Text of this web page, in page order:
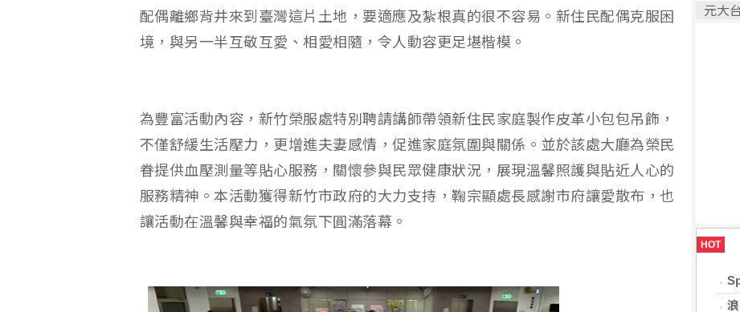
HOT
浪花
配偶離鄉背井來到臺灣這片土地，要適應及紮根真的很不容易。新住民配偶克服困
境，與另一半互敬互愛、相愛相隨，令人動容更足堪楷模。
為豐富活動內容，新竹榮服處特別聘請講師帶領新住民家庭製作皮革小包包吊飾，
不僅舒緩生活壓力，更增進夫妻感情，促進家庭氛圍與關係。並於該處大廳為榮民
眷提供血壓測量等貼心服務，關懷參與民眾健康狀況，展現溫馨照護與貼近人心的
服務精神。本活動獲得新竹市政府的大力支持，鞠宗顯處長感謝市府讓愛散布，也
讓活動在溫馨與幸福的氣氛下圓滿落幕。